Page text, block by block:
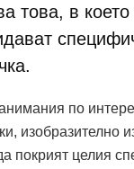
това, в
по
изобразително
покрият целия